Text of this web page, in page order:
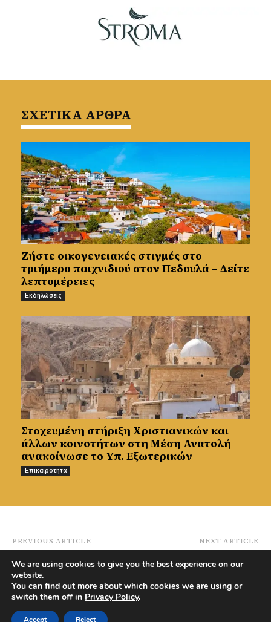
ΣΧΕΤΙΚΑ ΑΡΘΡΑ
Ζήστε οικογενειακές στιγμές στο
τριήμερο παιχνιδιού στον Πεδουλά – Δείτε
λεπτομέρειες
Εκδηλώσεις
Στοχευμένη στήριξη Χριστιανικών και
άλλων κοινοτήτων στη Μέση Ανατολή
ανακοίνωσε το Υπ. Εξωτερικών
Επικαιρότητα
PREVIOUS ARTICLE
Γαλάτας: Προσωρινη
διακοπή ρεύματος λόγω
κλαδέματος – Δείτε
πότε
NEXT ARTICLE
Δράκου – Ο αντάρτης
Έδρασε σε Μαραθάσα,
We are using cookies to give you the best experience on our
website.
You can find out more about which cookies we are using or
switch them off in Privacy Policy.
Accept Reject